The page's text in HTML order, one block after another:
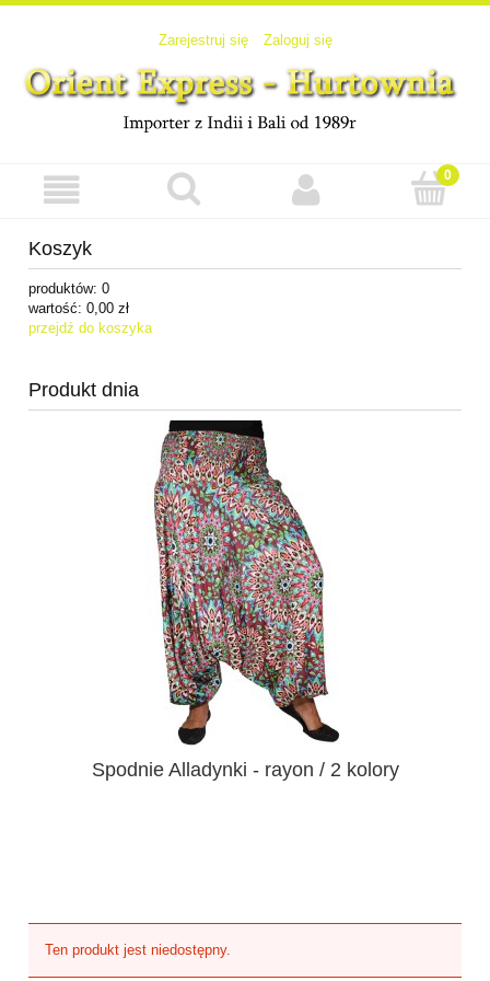
Zarejestruj się Zaloguj się
Koszyk
produktów: 0
wartość: 0,00 zł
przejdź do koszyka
Produkt dnia
Spodnie Alladynki - rayon / 2 kolory
Ten produkt jest niedostępny.